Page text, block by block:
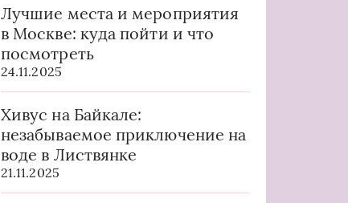
Лучшие места и мероприятия
в Москве: куда пойти и что
посмотреть
24.11.2025
Хивус на Байкале:
незабываемое приключение на
воде в Листвянке
21.11.2025